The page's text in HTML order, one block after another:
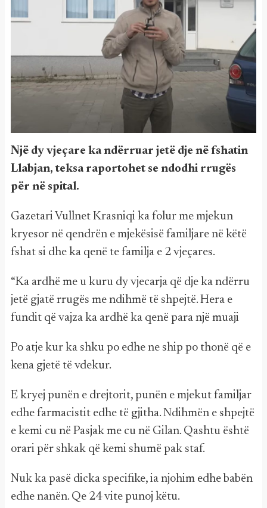
Një dy vjeçare ka ndërruar jetë dje në fshatin
Llabjan, teksa raportohet se ndodhi rrugës
për në spital.
Gazetari Vullnet Krasniqi ka folur me mjekun
kryesor në qendrën e mjekësisë familjare në këtë
fshat si dhe ka qenë te familja e 2 vjeçares.
“Ka ardhë me u kuru dy vjecarja që dje ka ndërru
jetë gjatë rrugës me ndihmë të shpejtë. Hera e
fundit që vajza ka ardhë ka qenë para një muaji
Po atje kur ka shku po edhe ne ship po thonë që e
kena gjetë të vdekur.
E kryej punën e drejtorit, punën e mjekut familjar
edhe farmacistit edhe të gjitha. Ndihmën e shpejtë
e kemi cu në Pasjak me cu në Gilan. Qashtu është
orari për shkak që kemi shumë pak staf.
Nuk ka pasë dicka specifike, ia njohim edhe babën
edhe nanën. Qe 24 vite punoj këtu.